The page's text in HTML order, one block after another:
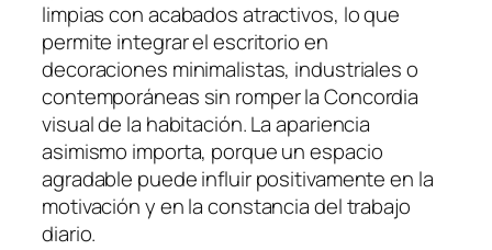
limpias con acabados atractivos, lo que
permite integrar el escritorio en
decoraciones minimalistas, industriales o
contemporáneas sin romper la Concordia
visual de la habitación. La apariencia
asimismo importa, porque un espacio
agradable puede influir positivamente en la
motivación y en la constancia del trabajo
diario.